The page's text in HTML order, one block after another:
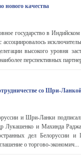
нового качества
государство в
ассоциировалось
высокого уровня
перспективных
со Шри-
и Шри-Ланки
и Махинда
дел
о торгово-экономич...